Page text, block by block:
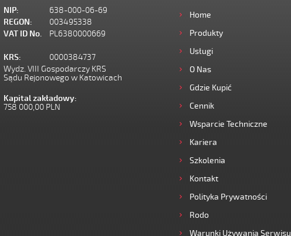
NIP:
638-000-06-69
REGON:
003495338
VAT ID No.
PL6380000669
KRS:
0000384737
Wydz. VIII Gospodarczy KRS
Sądu Rejonowego w Katowicach
Kapital zakładowy:
758 000,00 PLN
Home
Produkty
Usługi
O Nas
Gdzie Kupić
Cennik
Wsparcie Techniczne
Kariera
Szkolenia
Kontakt
Polityka Prywatności
Rodo
Warunki Używania Serwisu